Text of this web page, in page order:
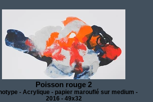
Poisson rouge 2
- Acrylique - papier marouflé sur medium -
2016 - 49x32